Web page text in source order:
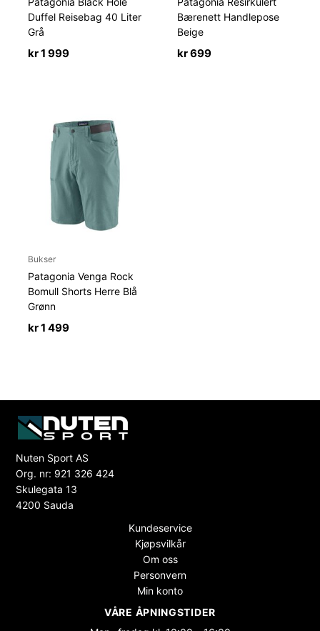
Duffel Reisebag 40 Liter
Grå
kr1 999
Bærenett Handlepose
Beige
kr699
Bukser
Patagonia Venga Rock
Bomull Shorts Herre Blå
Grønn
kr1 499
Nuten Sport AS
Org. nr: 921 326 424
Skulegata 13
4200 Sauda
Kundeservice
Kjøpsvilkår
Om oss
Personvern
Min konto
VÅRE ÅPNINGSTIDER